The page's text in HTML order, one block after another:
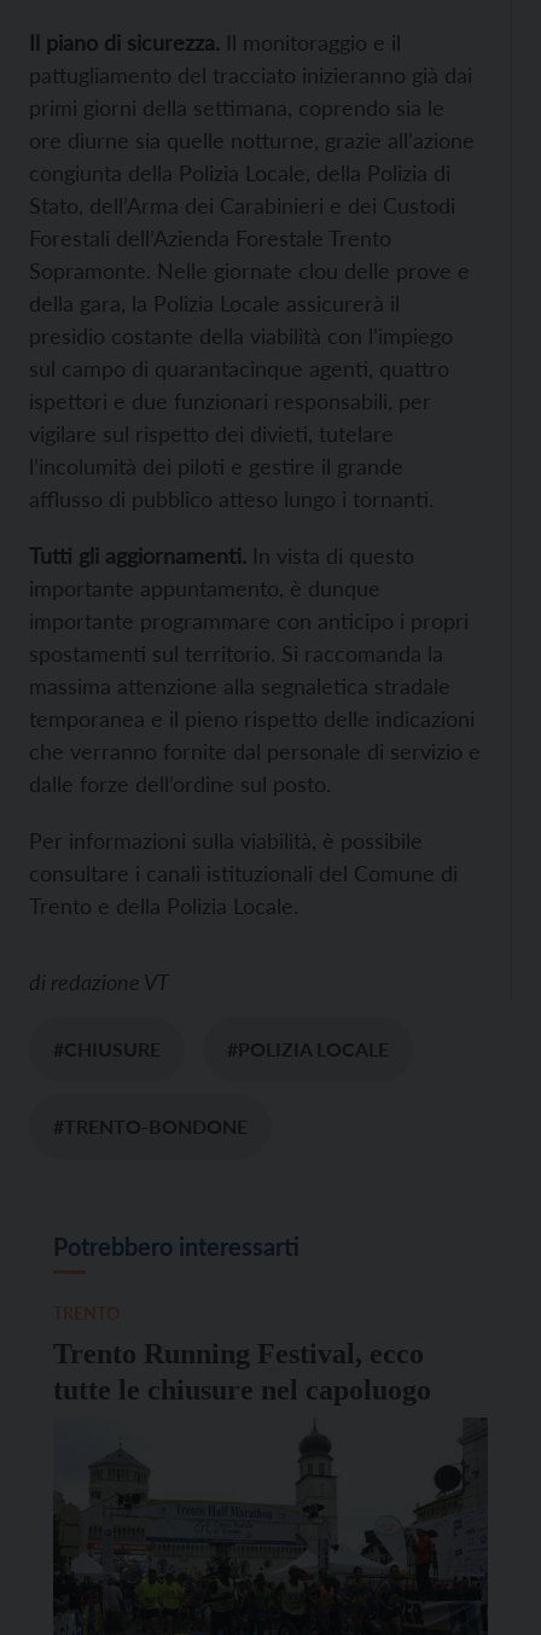
Il piano di sicurezza. Il monitoraggio e il
pattugliamento del tracciato inizieranno già dai
primi giorni della settimana, coprendo sia le
ore diurne sia quelle notturne, grazie all’azione
congiunta della Polizia Locale, della Polizia di
Stato, dell’Arma dei Carabinieri e dei Custodi
Forestali dell’Azienda Forestale Trento
Sopramonte. Nelle giornate clou delle prove e
della gara, la Polizia Locale assicurerà il
presidio costante della viabilità con l’impiego
sul campo di quarantacinque agenti, quattro
ispettori e due funzionari responsabili, per
vigilare sul rispetto dei divieti, tutelare
l’incolumità dei piloti e gestire il grande
afflusso di pubblico atteso lungo i tornanti.
Tutti gli aggiornamenti. In vista di questo
importante appuntamento, è dunque
importante programmare con anticipo i propri
spostamenti sul territorio. Si raccomanda la
massima attenzione alla segnaletica stradale
temporanea e il pieno rispetto delle indicazioni
che verranno fornite dal personale di servizio e
dalle forze dell’ordine sul posto.
Per informazioni sulla viabilità, è possibile
consultare i canali istituzionali del Comune di
Trento e della Polizia Locale.
di redazione VT
#CHIUSURE #POLIZIA LOCALE
#TRENTO-BONDONE
Potrebbero interessarti
Trento Running Festival, ecco
tutte le chiusure nel capoluogo